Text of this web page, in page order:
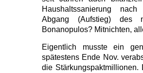
Haushaltssanierung
Abgang (Aufstieg) des
Bonanopulos? Mitnichten,
Eigentlich musste ein
spätestens Ende Nov.
die Stärkungspaktmillionen.